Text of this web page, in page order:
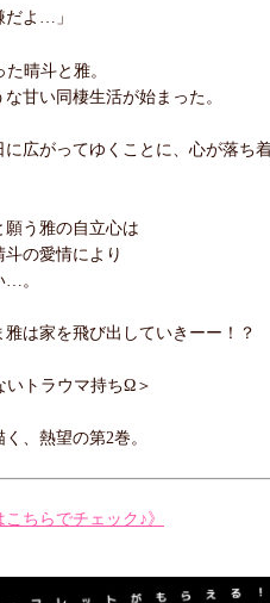
だよ…」
た晴斗と雅。
甘い同棲生活が始まった。
に広がってゆくことに、心が落ち
願う雅の自立心は
斗の愛情により
…。
は家を飛び出していきーー！？
いトラウマ持ちΩ＞
、熱望の第2巻。
ちらでチェック♪》